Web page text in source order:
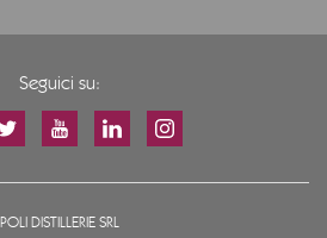
Seguici su:
POLI DISTILLERIE SRL